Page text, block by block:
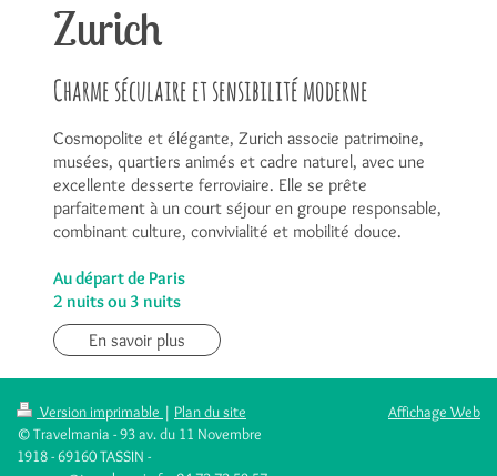
Zurich
Charme séculaire et sensibilité moderne
Cosmopolite et élégante, Zurich associe patrimoine,
musées, quartiers animés et cadre naturel, avec une
excellente desserte ferroviaire. Elle se prête
parfaitement à un court séjour en groupe responsable,
combinant culture, convivialité et mobilité douce.
Au départ de Paris
2 nuits ou 3 nuits
En savoir plus
Version imprimable | Plan du site
© Travelmania - 93 av. du 11 Novembre
1918 - 69160 TASSIN -
Affichage Web